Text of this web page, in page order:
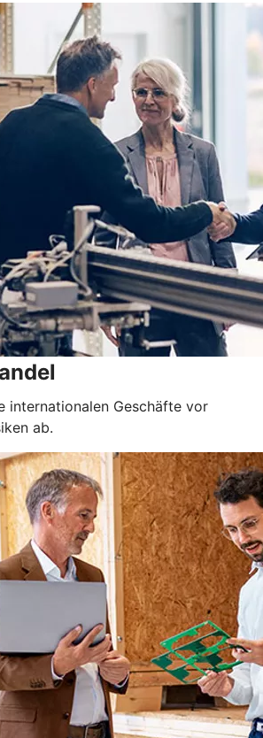
internationalen Geschäfte vor
ab.